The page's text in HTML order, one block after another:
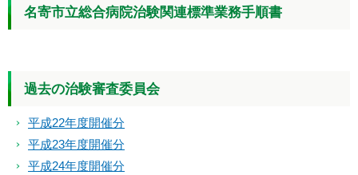
名寄市立総合病院治験関連標準業務手順書
過去の治験審査委員会
平成22年度開催分
平成23年度開催分
平成24年度開催分